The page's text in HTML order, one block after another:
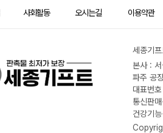
사회활동 오시는길 이용약관
세종기
본사 :
파주 공
대표번
통신판
건강기